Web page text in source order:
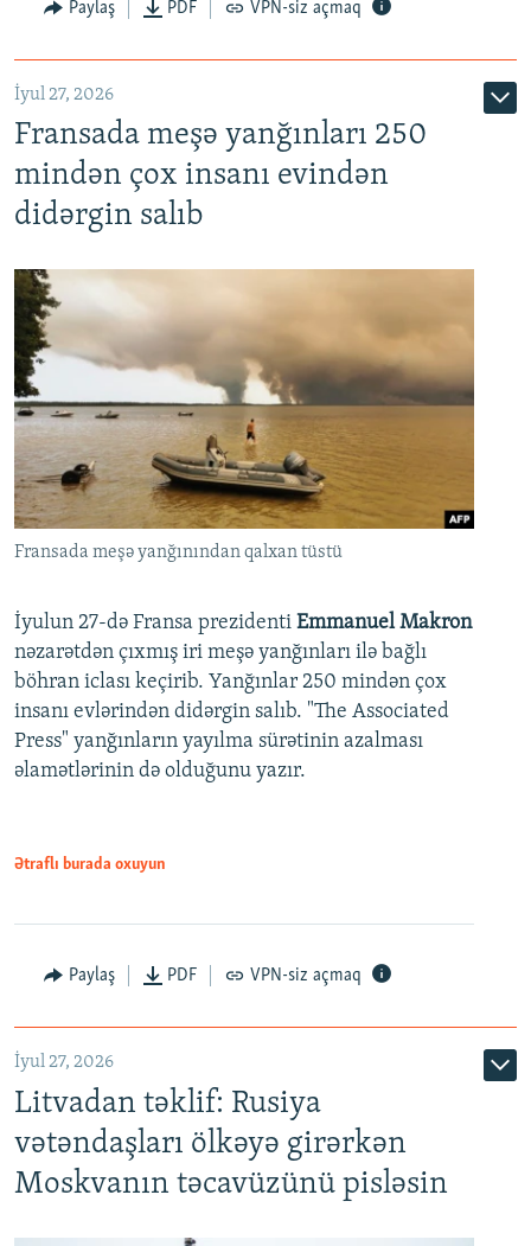
Paylaş PDF VPN-siz açmaq
İyul 27, 2026
Fransada meşə yanğınları 250
mindən çox insanı evindən
didərgin salıb
Fransada meşə yanğınından qalxan tüstü
İyulun 27-də Fransa prezidenti Emmanuel Makron
nəzarətdən çıxmış iri meşə yanğınları ilə bağlı
böhran iclası keçirib. Yanğınlar 250 mindən çox
insanı evlərindən didərgin salıb. "The Associated
Press" yanğınların yayılma sürətinin azalması
əlamətlərinin də olduğunu yazır.
Ətraflı burada oxuyun
Paylaş PDF VPN-siz açmaq
İyul 27, 2026
Litvadan təklif: Rusiya
vətəndaşları ölkəyə girərkən
Moskvanın təcavüzünü pisləsin